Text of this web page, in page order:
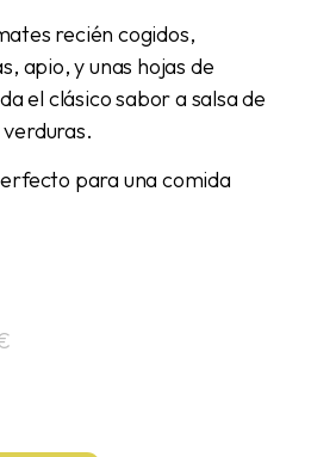
recién cogidos,
apio, y unas hojas de
el clásico sabor a salsa de
para una comida